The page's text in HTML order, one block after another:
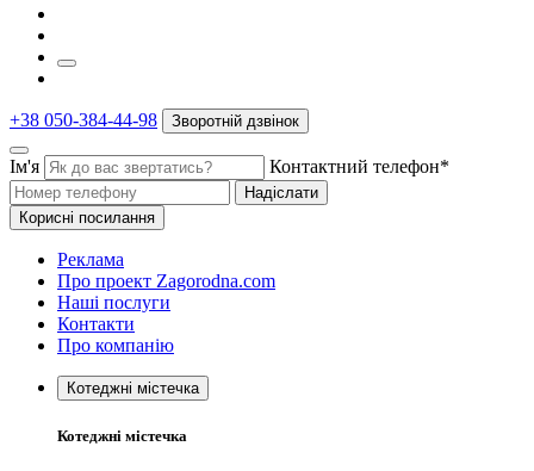
+38 050-384-44-98 Зворотній дзвінок
Ім'я Контактний телефон*
Надіслати
Корисні посилання
Реклама
Про проект Zagorodna.com
Наші послуги
Контакти
Про компанію
Котеджні містечка
Котеджні містечка